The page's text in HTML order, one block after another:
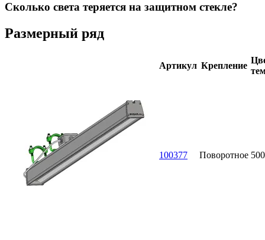
Сколько света теряется на защитном стекле?
Размерный ряд
Артикул Крепление
100377 Поворотное